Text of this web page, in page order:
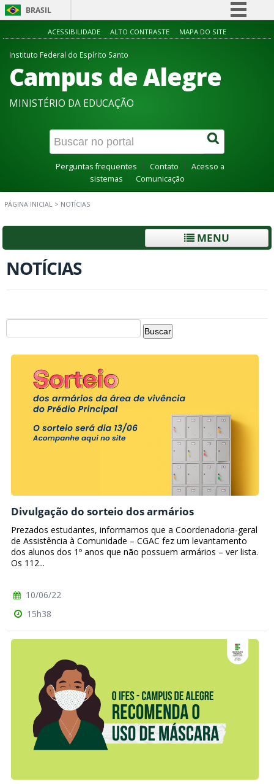
BRASIL
Simplifique!
Acesso à informação
Canais
ACESSIBILIDADE ALTO CONTRASTE MAPA DO SITE
Instituto Federal do Espírito Santo
Campus de Alegre
MINISTÉRIO DA EDUCAÇÃO
Perguntas frequentes Contato
Acesso a
sistemas
Comunicação
PÁGINA INICIAL > NOTÍCIAS
MENU
NOTÍCIAS
Divulgação do sorteio dos armários
Prezados estudantes, informamos que a Coordenadoria-geral
de Assistência à Comunidade – CGAC fez um levantamento
dos alunos dos 1º anos que não possuem armários – ver lista.
Os 112...
10/06/22
15h38